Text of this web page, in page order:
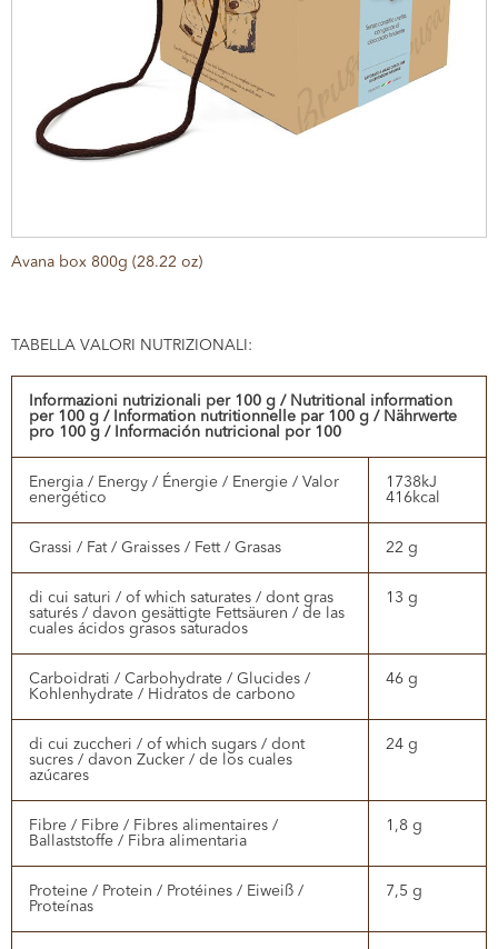
Avana box 800g (28.22 oz)
TABELLA VALORI NUTRIZIONALI:
Informazioni nutrizionali per 100 g / Nutritional information
per 100 g / Information nutritionnelle par 100 g / Nährwerte
pro 100 g / Información nutricional por 100
Energia / Energy / Énergie / Energie / Valor
energético
1738kJ
416kcal
Grassi / Fat / Graisses / Fett / Grasas 22 g
di cui saturi / of which saturates / dont gras
saturés / davon gesättigte Fettsäuren / de las
cuales ácidos grasos saturados
13 g
Carboidrati / Carbohydrate / Glucides /
Kohlenhydrate / Hidratos de carbono
46 g
di cui zuccheri / of which sugars / dont
sucres / davon Zucker / de los cuales
azúcares
24 g
Fibre / Fibre / Fibres alimentaires /
Ballaststoffe / Fibra alimentaria
1,8 g
Proteine / Protein / Protéines / Eiweiß /
Proteínas
7,5 g